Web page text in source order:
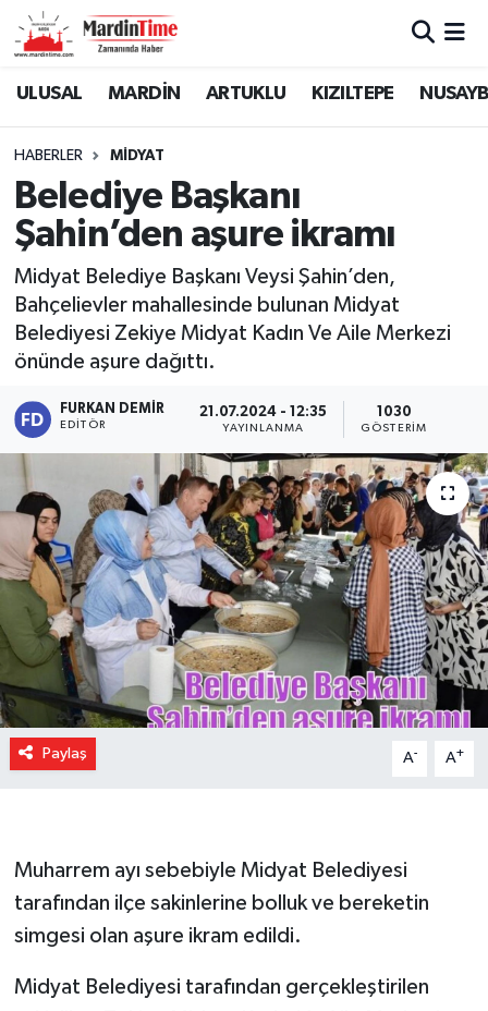
ULUSAL MARDİN ARTUKLU KIZILTEPE
HABERLER MİDYAT
Belediye Başkanı
Şahin’den aşure ikramı
Midyat Belediye Başkanı Veysi Şahin’den,
Bahçelievler mahallesinde bulunan Midyat
Belediyesi Zekiye Midyat Kadın Ve Aile Merkezi
önünde aşure dağıttı.
FURKAN DEMIR
EDITÖR
21.07.2024 - 12:35
YAYINLANMA
1030
GÖSTERIM
Paylaş A- A+
Muharrem ayı sebebiyle Midyat Belediyesi
tarafından ilçe sakinlerine bolluk ve bereketin
simgesi olan aşure ikram edildi.
Midyat Belediyesi tarafından gerçekleştirilen
Mardin Nöbetçi Eczaneler
Mardin Namaz Vakitleri
Mardin Trafik Yoğunluk Haritası
Süper Lig Puan Durumu ve Fikstür
Tüm Manşetler
Son Dakika Haberleri
Haber Arşivi